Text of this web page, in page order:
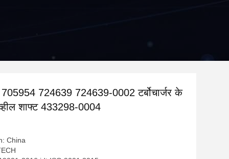
724639 724639-0002 टर्बोचार्जर के
व्हील शाफ्ट 433298-0004
China